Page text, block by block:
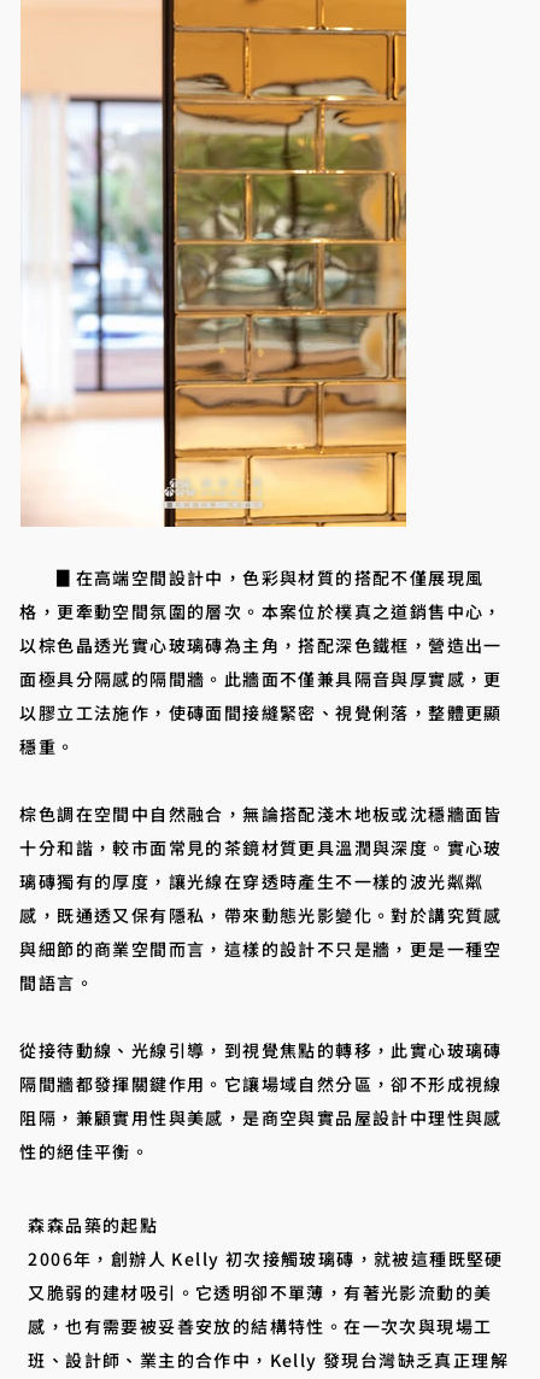
▊在高端空間設計中，色彩與材質的搭配不僅展現風
格，更牽動空間氛圍的層次。本案位於樸真之道銷售中心，
以棕色晶透光實心玻璃磚為主角，搭配深色鐵框，營造出一
面極具分隔感的隔間牆。此牆面不僅兼具隔音與厚實感，更
以膠立工法施作，使磚面間接縫緊密、視覺俐落，整體更顯
穩重。
棕色調在空間中自然融合，無論搭配淺木地板或沈穩牆面皆
十分和諧，較市面常見的茶鏡材質更具溫潤與深度。實心玻
璃磚獨有的厚度，讓光線在穿透時產生不一樣的波光粼粼
感，既通透又保有隱私，帶來動態光影變化。對於講究質感
與細節的商業空間而言，這樣的設計不只是牆，更是一種空
間語言。
從接待動線、光線引導，到視覺焦點的轉移，此實心玻璃磚
隔間牆都發揮關鍵作用。它讓場域自然分區，卻不形成視線
阻隔，兼顧實用性與美感，是商空與實品屋設計中理性與感
性的絕佳平衡。
森森品築的起點
2006年，創辦人 Kelly 初次接觸玻璃磚，就被這種既堅硬
又脆弱的建材吸引。它透明卻不單薄，有著光影流動的美
感，也有需要被妥善安放的結構特性。在一次次與現場工
班、設計師、業主的合作中，Kelly 發現台灣缺乏真正理解